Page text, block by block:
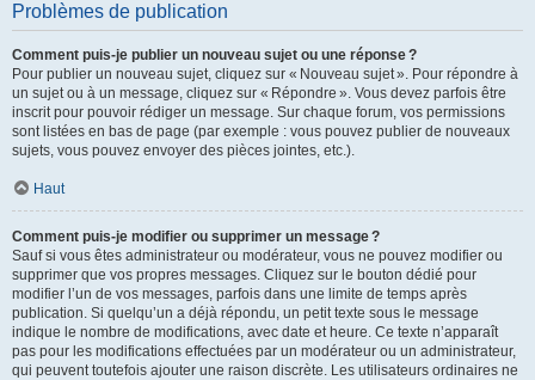
Problèmes de publication
Comment puis-je publier un nouveau sujet ou une réponse ?
Pour publier un nouveau sujet, cliquez sur « Nouveau sujet ». Pour répondre à
un sujet ou à un message, cliquez sur « Répondre ». Vous devez parfois être
inscrit pour pouvoir rédiger un message. Sur chaque forum, vos permissions
sont listées en bas de page (par exemple : vous pouvez publier de nouveaux
sujets, vous pouvez envoyer des pièces jointes, etc.).
Haut
Comment puis-je modifier ou supprimer un message ?
Sauf si vous êtes administrateur ou modérateur, vous ne pouvez modifier ou
supprimer que vos propres messages. Cliquez sur le bouton dédié pour
modifier l’un de vos messages, parfois dans une limite de temps après
publication. Si quelqu’un a déjà répondu, un petit texte sous le message
indique le nombre de modifications, avec date et heure. Ce texte n’apparaît
pas pour les modifications effectuées par un modérateur ou un administrateur,
qui peuvent toutefois ajouter une raison discrète. Les utilisateurs ordinaires ne